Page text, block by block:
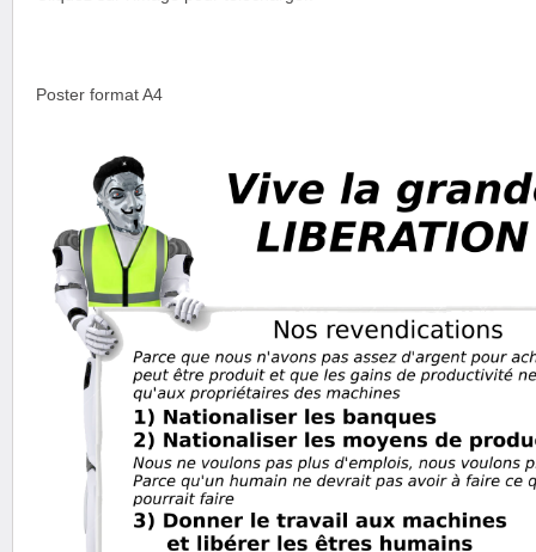
Poster format A4